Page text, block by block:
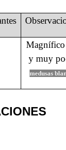
y muy
medusas